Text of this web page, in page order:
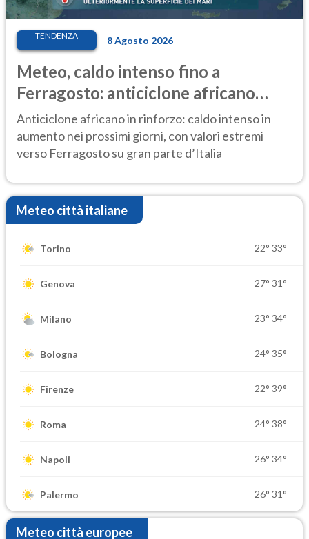
TENDENZA 8 Agosto 2026
Meteo, caldo intenso fino a
Ferragosto: anticiclone africano
ancora protagonista
Anticiclone africano in rinforzo: caldo intenso in
aumento nei prossimi giorni, con valori estremi
verso Ferragosto su gran parte d’Italia
Meteo città italiane
Torino 22° 33°
Genova 27° 31°
Milano 23° 34°
Bologna 24° 35°
Firenze 22° 39°
Roma 24° 38°
Napoli 26° 34°
Palermo 26° 31°
Meteo città europee